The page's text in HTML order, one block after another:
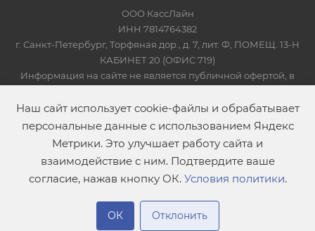
ООО КассЛайн
ИНН 7814764382
г. Санкт-Петербург, Торфяная дор., д. 7, лит. Ф, ПОМЕЩ. 13-Н
КАБИНЕТ 20 (ОФИС 719)
Информация на сайте не является публичной офертой, в
2019-2026 © КАССЛАЙН
Наш сайт использует cookie-файлы и обрабатывает
персональные данные с использованием Яндекс
Метрики. Это улучшает работу сайта и
взаимодействие с ним. Подтвердите ваше
согласие, нажав кнопку ОК. Условия политики.
ОК Отклонить